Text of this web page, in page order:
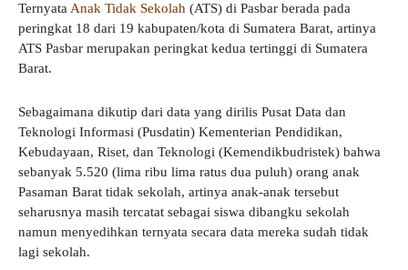
TernyataAnak Tidak Sekolah (ATS) di Pasbar berada pada
peringkat 18 dari 19 kabupaten/kota di Sumatera Barat, artinya
ATS Pasbar merupakan peringkat kedua tertinggi di Sumatera
Barat.
Sebagaimana dikutip dari data yang dirilis Pusat Data dan
Teknologi Informasi (Pusdatin) Kementerian Pendidikan,
Kebudayaan, Riset, dan Teknologi (Kemendikbudristek) bahwa
sebanyak 5.520 (lima ribu lima ratus dua puluh) orang anak
Pasaman Barat tidak sekolah, artinya anak-anak tersebut
seharusnya masih tercatat sebagai siswa dibangku sekolah
namun menyedihkan ternyata secara data mereka sudah tidak
lagi sekolah.